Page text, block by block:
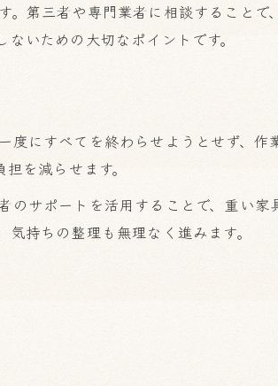
スト
第三者や専門業者に相談することで
いための大切なポイントです。
にすべてを終わらせようとせず、作
を減らせます。
のサポートを活用することで、重い家
持ちの整理も無理なく進みます。